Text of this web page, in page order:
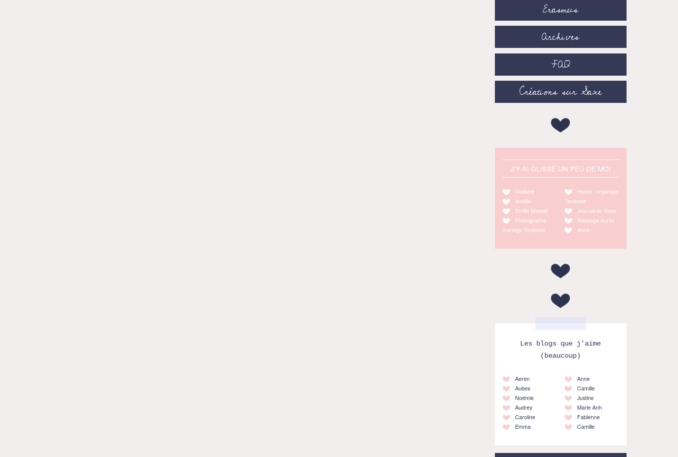
Erasmus
Archives
FAQ
Créations sur Saxe
J'Y AI GLISSÉ UN PEU DE MOI
Godiche
Amélie
Emilie Massal
Photographe
mariage Toulouse
Home organiser
Toulouse
Journal de Saxe
Massage Auriol
Anne
Les blogs que j'aime
(beaucoup)
Aeren
Aubes
Noémie
Audrey
Caroline
Emma
Anne
Camille
Justine
Marie Anh
Fabienne
Camille